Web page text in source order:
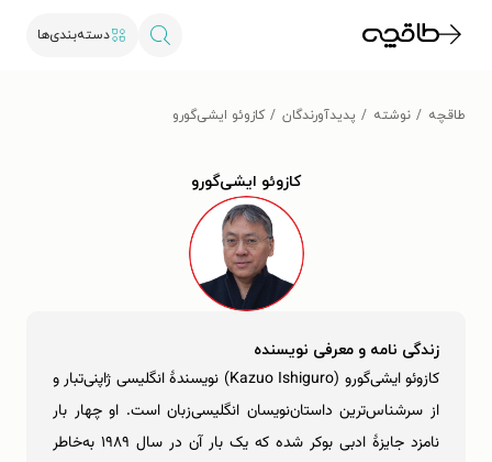
دسته‌بندی‌ها
طاقچه نوشته پدیدآورندگان کازوئو ایشی‌گورو
کازوئو ایشی‌گورو
زندگی نامه و معرفی نویسنده
کازوئو ایشی‌گورو (Kazuo Ishiguro) نویسندۀ انگلیسی ژاپنی‌تبار و
از سرشناس‌ترین داستان‌نویسان انگلیسی‌زبان است. او چهار بار
نامزد جایزۀ ادبی بوکر شده که یک بار آن در سال ۱۹۸۹ به‌خاطر